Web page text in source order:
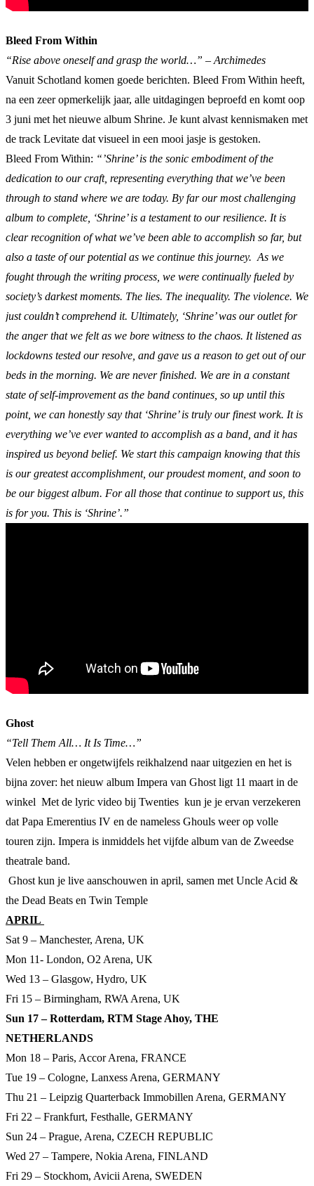
Bleed From Within
“Rise above oneself and grasp the world…” – Archimedes
Vanuit Schotland komen goede berichten. Bleed From Within heeft,
na een zeer opmerkelijk jaar, alle uitdagingen beproefd en komt oop
3 juni met het nieuwe album Shrine. Je kunt alvast kennismaken met
de track Levitate dat visueel in een mooi jasje is gestoken.
Bleed From Within: “’Shrine’ is the sonic embodiment of the
dedication to our craft, representing everything that we’ve been
through to stand where we are today. By far our most challenging
album to complete, ‘Shrine’ is a testament to our resilience. It is
clear recognition of what we’ve been able to accomplish so far, but
also a taste of our potential as we continue this journey. As we
fought through the writing process, we were continually fueled by
society’s darkest moments. The lies. The inequality. The violence. We
just couldn’t comprehend it. Ultimately, ‘Shrine’ was our outlet for
the anger that we felt as we bore witness to the chaos. It listened as
lockdowns tested our resolve, and gave us a reason to get out of our
beds in the morning. We are never finished. We are in a constant
state of self-improvement as the band continues, so up until this
point, we can honestly say that ‘Shrine’is truly our finest work. It is
everything we’ve ever wanted to accomplish as a band, and it has
inspired us beyond belief. We start this campaign knowing that this
is our greatest accomplishment, our proudest moment, and soon to
be our biggest album. For all those that continue to support us, this
is for you. This is ‘Shrine’.”
Ghost
“Tell Them All… It Is Time…”
Velen hebben er ongetwijfels reikhalzend naar uitgezien en het is
bijna zover: het nieuw album Impera van Ghost ligt 11 maart in de
winkel Met de lyric video bij Twenties kun je je ervan verzekeren
dat Papa Emerentius IV en de nameless Ghouls weer op volle
touren zijn. Impera is inmiddels het vijfde album van de Zweedse
theatrale band.
Ghost kun je live aanschouwen in april, samen met Uncle Acid &
the Dead Beats en Twin Temple
APRIL
Sat 9 – Manchester, Arena, UK
Mon 11- London, O2 Arena, UK
Wed 13 – Glasgow, Hydro, UK
Fri 15 – Birmingham, RWA Arena, UK
Sun 17 – Rotterdam, RTM Stage Ahoy, THE
NETHERLANDS
Mon 18 – Paris, Accor Arena, FRANCE
Tue 19 – Cologne, Lanxess Arena, GERMANY
Thu 21 – Leipzig Quarterback Immobillen Arena, GERMANY
Fri 22 – Frankfurt, Festhalle, GERMANY
Sun 24 – Prague, Arena, CZECH REPUBLIC
Wed 27 – Tampere, Nokia Arena, FINLAND
Fri 29 – Stockhom, Avicii Arena, SWEDEN